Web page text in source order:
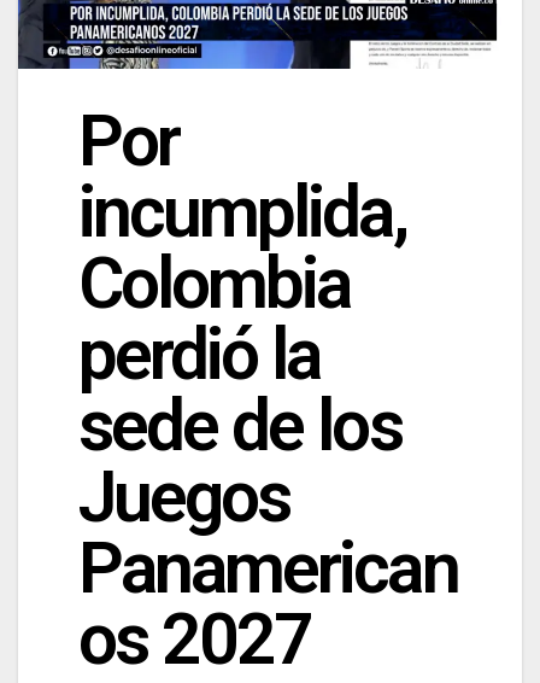
Por
incumplida,
Colombia
perdió la
sede de los
Juegos
Panamerican
os 2027